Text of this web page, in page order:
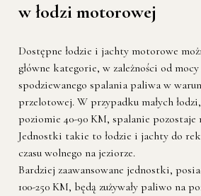
w łodzi motorowej
Dostępne łodzie i jachty motorowe
główne kategorie, w zależności od
spodziewanego spalania paliwa w
przelotowej. W przypadku małych
poziomie 40-90 KM, spalanie pozostaje
Jednostki takie to łodzie i jachty do
czasu wolnego na jeziorze.
Bardziej zaawansowane jednostki,
100-250 KM, będą zużywały paliwo na